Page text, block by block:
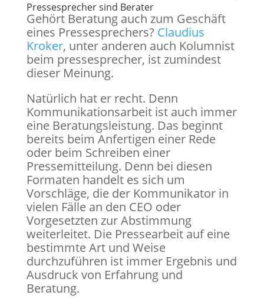
Pressesprecher sind Berater
Gehört Beratung auch zum Geschäft
eines Pressesprechers? Claudius
Kroker, unter anderen auch Kolumnist
beim pressesprecher, ist zumindest
dieser Meinung.
Natürlich hat er recht. Denn
Kommunikationsarbeit ist auch immer
eine Beratungsleistung. Das beginnt
bereits beim Anfertigen einer Rede
oder beim Schreiben einer
Pressemitteilung. Denn bei diesen
Formaten handelt es sich um
Vorschläge, die der Kommunikator in
vielen Fälle an den CEO oder
Vorgesetzten zur Abstimmung
weiterleitet. Die Pressearbeit auf eine
bestimmte Art und Weise
durchzuführen ist immer Ergebnis und
Ausdruck von Erfahrung und
Beratung.